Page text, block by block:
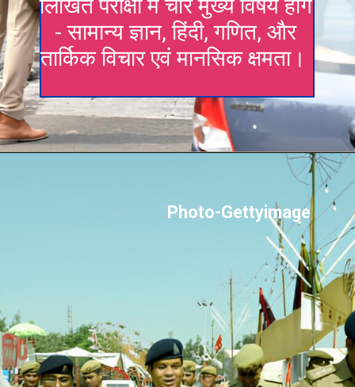
लिखित परीक्षा में चार मुख्य विषय होंगे
- सामान्य ज्ञान, हिंदी, गणित, और
तार्किक विचार एवं मानसिक क्षमता।
Photo-Gettyimage